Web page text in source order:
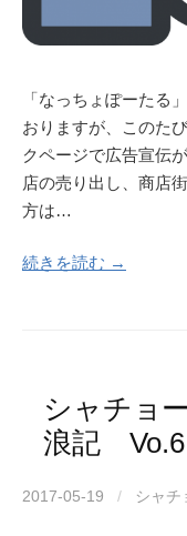
「なっちょぽーたる
おりますが、このた
クページで広告宣伝
店の売り出し、商店
方は…
続きを読む →
シャチョ
浪記 Vo.6
2017-05-19 / シャチ